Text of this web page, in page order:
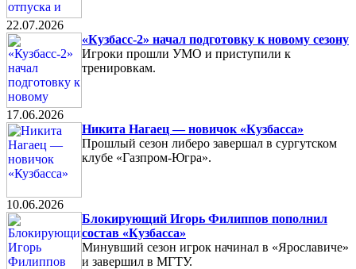
22.07.2026
«Кузбасс-2» начал подготовку к новому сезону
Игроки прошли УМО и приступили к
тренировкам.
17.06.2026
Никита Нагаец — новичок «Кузбасса»
Прошлый сезон либеро завершал в сургутском
клубе «Газпром-Югра».
10.06.2026
Блокирующий Игорь Филиппов пополнил
состав «Кузбасса»
Минувший сезон игрок начинал в «Ярославиче»
и завершил в МГТУ.